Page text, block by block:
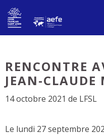
Aller
au
contenu
RENCONTRE
JEAN-CLAUDE
14 octobre 2021 de LFSL
Le lundi 27 septembre